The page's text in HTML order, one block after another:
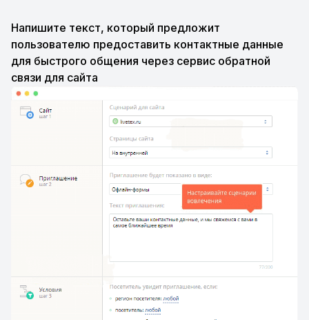
Напишите текст, который предложит
пользователю предоставить контактные данные
для быстрого общения через сервис обратной
связи для сайта